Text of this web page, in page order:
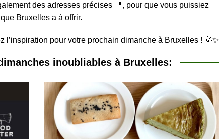
🎨 Musées et
Galleries
Découvez les
Visiter à Bruxelles
des adresses précises 📍, pour que vous puissiez
Bruxelles a à offrir.
l’inspiration pour votre prochain dimanche à Bruxelles ! 🌞✨
inoubliables à Bruxelles: